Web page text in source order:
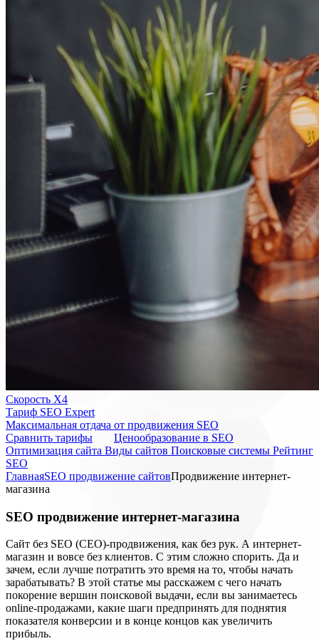
Скорость Х4
Тариф SEO Expert
Максимальная отдача от продвижения SEO
Cравнить тарифы
Ценообразование в SEO
Оптимизация сайта Виды сайтов Поисковые системы Рейтинг
SEO
ГлавнаяSEO продвижение сайтовПродвижение интернет-
магазина
SEO продвижение интернет-магазина
Сайт без SEO (СЕО)-продвижения, как без рук. А интернет-
магазин и вовсе без клиентов. С этим сложно спорить. Да и
зачем, если лучше потратить это время на то, чтобы начать
зарабатывать? В этой статье мы расскажем с чего начать
покорение вершин поисковой выдачи, если вы занимаетесь
online-продажами, какие шаги предпринять для поднятия
показателя конверсии и в конце концов как увеличить
прибыль.